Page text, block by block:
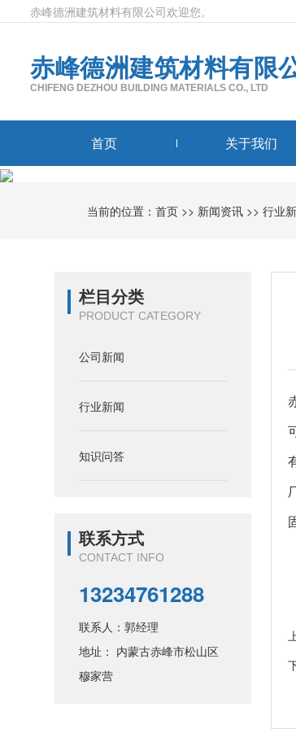
赤峰德洲建筑材料有限公司欢迎您。
赤峰德洲建筑材料有限
CHIFENG DEZHOU BUILDING MATERIALS CO., LTD
首页 关于我们
当前的位置：首页 >> 新闻资讯 >>行业
栏目分类
PRODUCT CATEGORY
公司新闻
行业新闻
知识问答
联系方式
CONTACT INFO
13234761288
联系人：郭经理
地址： 内蒙古赤峰市松山区
穆家营